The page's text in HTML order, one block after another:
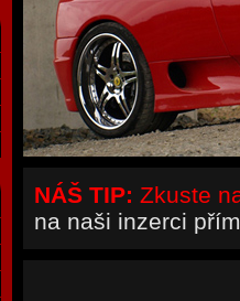
NÁŠ TIP: Zkuste
na naši inzerci